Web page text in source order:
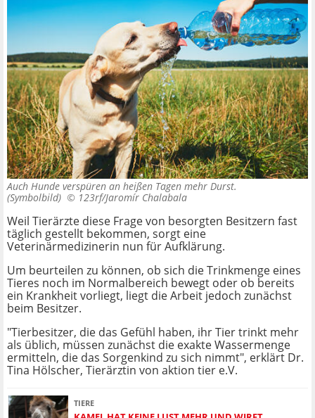
Auch Hunde verspüren an heißen Tagen mehr Durst.
(Symbolbild) © 123rf/Jaromír Chalabala
Weil Tierärzte diese Frage von besorgten Besitzern fast
täglich gestellt bekommen, sorgt eine
Veterinärmedizinerin nun für Aufklärung.
Um beurteilen zu können, ob sich die Trinkmenge eines
Tieres noch im Normalbereich bewegt oder ob bereits
ein Krankheit vorliegt, liegt die Arbeit jedoch zunächst
beim Besitzer.
"Tierbesitzer, die das Gefühl haben, ihr Tier trinkt mehr
als üblich, müssen zunächst die exakte Wassermenge
ermitteln, die das Sorgenkind zu sich nimmt", erklärt Dr.
Tina Hölscher, Tierärztin von aktion tier e.V.
TIERE